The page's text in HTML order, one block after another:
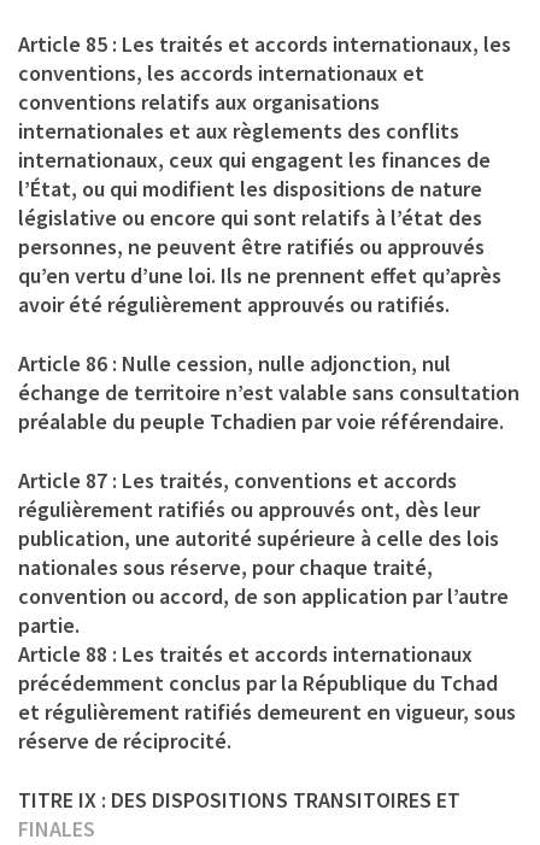
Article 85 : Les traités et accords internationaux, les
conventions, les accords internationaux et
conventions relatifs aux organisations
internationales et aux règlements des conflits
internationaux, ceux qui engagent les finances de
l’État, ou qui modifient les dispositions de nature
législative ou encore qui sont relatifs à l’état des
personnes, ne peuvent être ratifiés ou approuvés
qu’en vertu d’une loi. Ils ne prennent effet qu’après
avoir été régulièrement approuvés ou ratifiés.
Article 86 : Nulle cession, nulle adjonction, nul
échange de territoire n’est valable sans consultation
préalable du peuple Tchadien par voie référendaire.
Article 87 : Les traités, conventions et accords
régulièrement ratifiés ou approuvés ont, dès leur
publication, une autorité supérieure à celle des lois
nationales sous réserve, pour chaque traité,
convention ou accord, de son application par l’autre
partie.
Article 88 : Les traités et accords internationaux
précédemment conclus par la République du Tchad
et régulièrement ratifiés demeurent en vigueur, sous
réserve de réciprocité.
TITRE IX : DES DISPOSITIONS TRANSITOIRES ET
FINALES